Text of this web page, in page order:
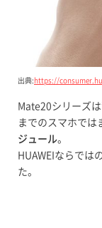
出典: https://
Mate20シリーズは
までのスマホでは
ジュール。
HUAWEIならでは
た。